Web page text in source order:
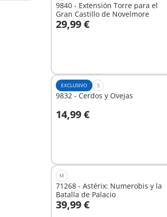
9840 - Extensión Torre para el
Gran Castillo de Novelmore
29,99 €
A la cesta
EXCLUSIVO S
9832 - Cerdos y Ovejas
14,99 €
A la cesta
M
71268 - Astérix: Numerobis y la
Batalla de Palacio
39,99 €
A la cesta